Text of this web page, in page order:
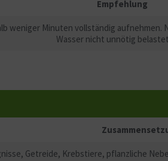
Empfehlung
weniger Minuten vollständig
Wasser nicht unnötig
Getreide, Krebstiere, pflanzliche